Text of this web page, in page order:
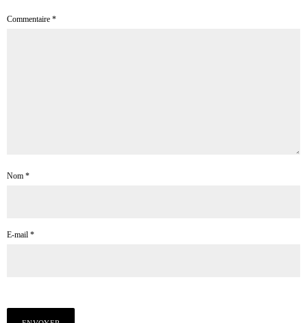
Commentaire *
Nom *
E-mail *